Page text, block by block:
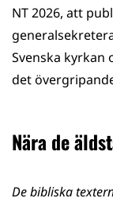
NT 2026, att
Svenska kyrkan
det
Nära de
De bibliska